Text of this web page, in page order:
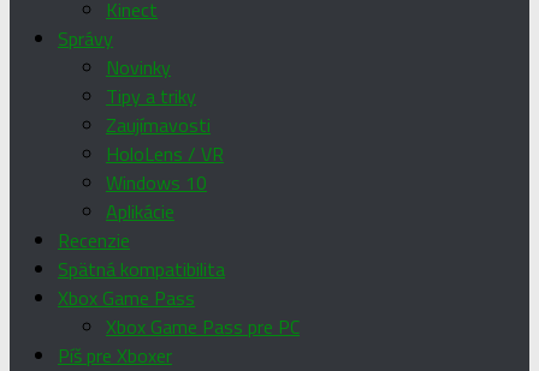
Kinect
Správy
Novinky
Tipy a triky
Zaujímavosti
HoloLens / VR
Windows 10
Aplikácie
Recenzie
Spätná kompatibilita
Xbox Game Pass
Xbox Game Pass pre PC
Píš pre Xboxer